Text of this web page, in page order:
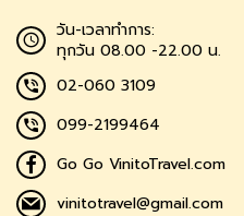
วัน-เวลาทำการ:
ทุกวัน 08.00 -22.00 น.
02-060 3109
099-2199464
Go Go VinitoTravel.com
vinitotravel@gmail.com